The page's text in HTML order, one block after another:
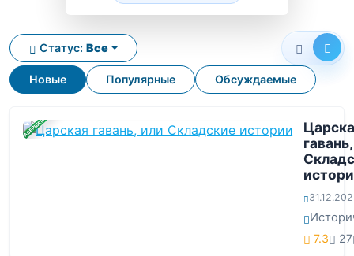
Новые Популярные Обсуждаемые
Статус: Все
ЗАВЕРШЕНА
7.3 27